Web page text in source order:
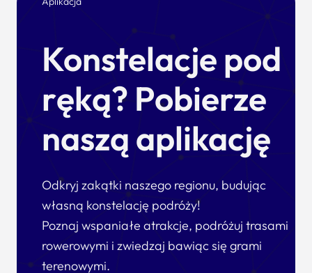
Konstelacje pod
ręką? Pobierze
naszą aplikację
Odkryj zakątki naszego regionu, budując
własną konstelację podróży!
Poznaj wspaniałe atrakcje, podróżuj trasami
rowerowymi i zwiedzaj bawiąc się grami
terenowymi.